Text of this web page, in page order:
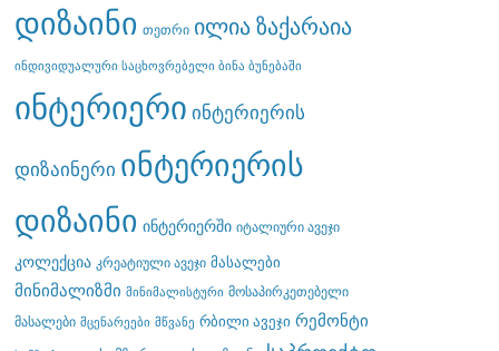
დიზაინი თეთრი ილია ზაქარაია
ინდივიდუალური საცხოვრებელი ბინა ბუნებაში
ინტერიერი ინტერიერის
დიზაინერი ინტერიერის
დიზაინი ინტერიერში იტალიური ავეჯი
კოლექცია კრეატიული ავეჯი მასალები
მინიმალიზმი მინიმალისტური მოსაპირკეთებელი
მასალები მცენარეები მწვანე რბილი ავეჯი რემონტი